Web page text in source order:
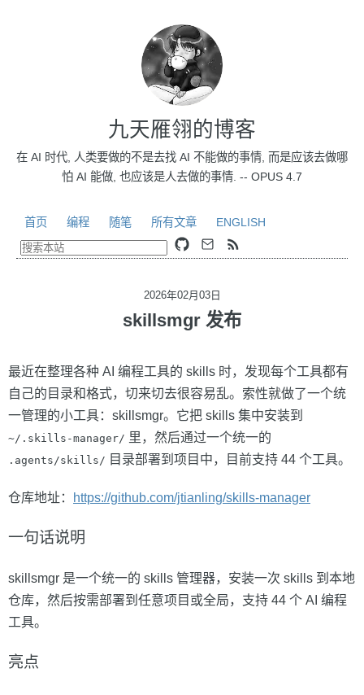
九天雁翎的博客
在 AI 时代, 人类要做的不是去找 AI 不能做的事情, 而是应该去做哪
怕 AI 能做, 也应该是人去做的事情. -- OPUS 4.7
首页 编程 随笔 所有文章 ENGLISH
2026年02月03日
skillsmgr 发布
最近在整理各种 AI 编程工具的 skills 时，发现每个工具都有
自己的目录和格式，切来切去很容易乱。索性就做了一个统
一管理的小工具：skillsmgr。它把 skills 集中安装到
~/.skills-manager/ 里，然后通过一个统一的
.agents/skills/ 目录部署到项目中，目前支持 44 个工具。
仓库地址： https://github.com/jtianling/skills-manager
一句话说明
skillsmgr 是一个统一的 skills 管理器，安装一次 skills 到本地
仓库，然后按需部署到任意项目或全局，支持 44 个 AI 编程
工具。
亮点